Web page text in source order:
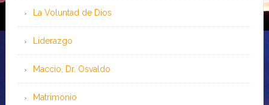
La Voluntad de Dios
Liderazgo
Maccio, Dr. Osvaldo
Matrimonio